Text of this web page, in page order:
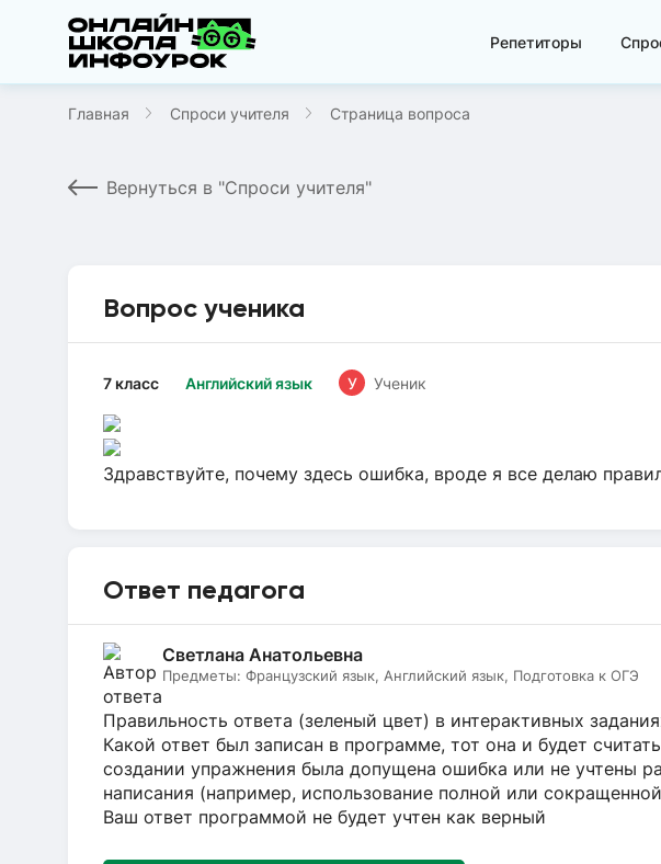
Репетиторы
Главная Спроси учителя Страница вопроса
Вернуться в "Спроси учителя"
Вопрос ученика
Английский язык
7 класс У Ученик
Здравствуйте, почему здесь ошибка, вроде я все делаю
Ответ педагога
Светлана Анатольевна
Предметы: Французский язык, Английский язык, Подготовка к ОГЭ
Правильность ответа (зеленый цвет) в интерактивных
Какой ответ был записан в программе, тот она и будет
создании упражнения была допущена ошибка или не учтены
написания (например, использование полной или
Ваш ответ программой не будет учтен как верный